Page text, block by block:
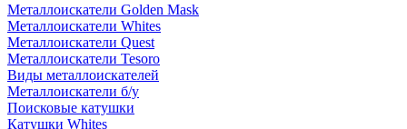
Металлоискатели Golden Mask
Металлоискатели Whites
Металлоискатели Quest
Металлоискатели Tesoro
Виды металлоискателей
Металлоискатели б/у
Поисковые катушки
Катушки Whites